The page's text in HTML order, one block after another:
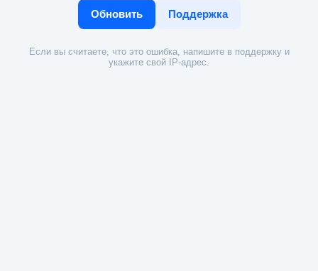
Обновить Поддержка
Если вы считаете, что это ошибка, напишите в поддержку и
укажите свой IP-адрес.